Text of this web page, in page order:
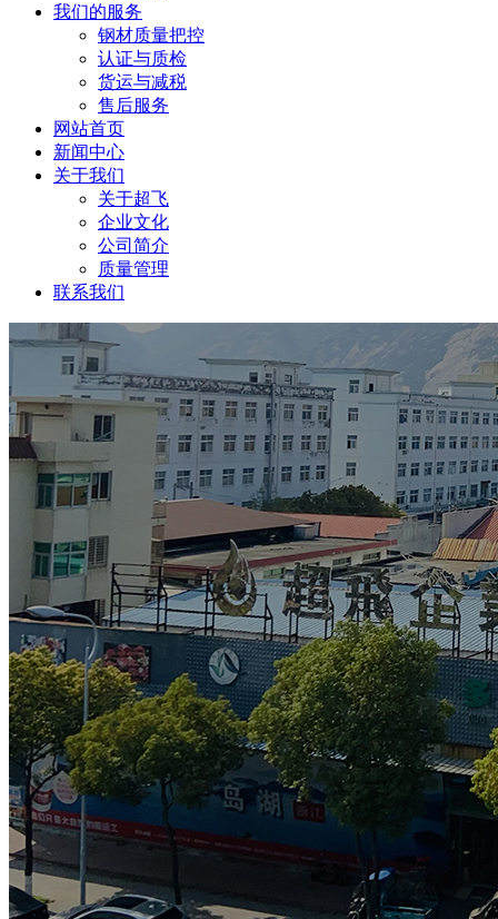
我们的服务
钢材质量把控
认证与质检
货运与减税
售后服务
网站首页
新闻中心
关于我们
关于超飞
企业文化
公司简介
质量管理
联系我们